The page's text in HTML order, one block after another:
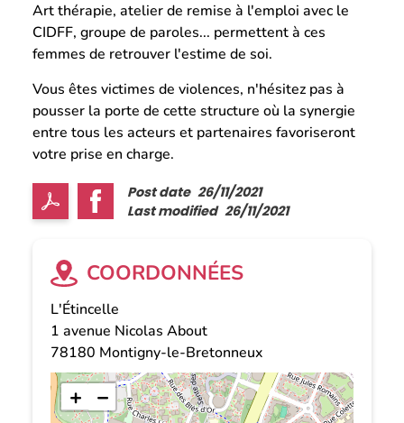
Art thérapie, atelier de remise à l'emploi avec le
CIDFF, groupe de paroles... permettent à ces
femmes de retrouver l'estime de soi.
Vous êtes victimes de violences, n'hésitez pas à
pousser la porte de cette structure où la synergie
entre tous les acteurs et partenaires favoriseront
votre prise en charge.
Post date 26/11/2021
Last modified 26/11/2021
COORDONNÉES
L'Étincelle
1 avenue Nicolas About
78180 Montigny-le-Bretonneux
+ −